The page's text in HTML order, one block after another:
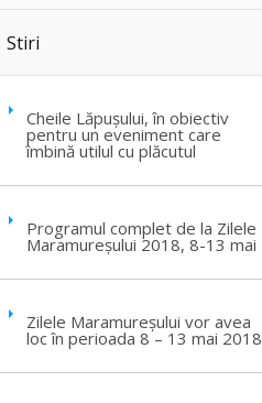
Stiri
Cheile Lăpușului, în obiectiv
pentru un eveniment care
îmbină utilul cu plăcutul
Programul complet de la Zilele
Maramureșului 2018, 8-13 mai
Zilele Maramureșului vor avea
loc în perioada 8 – 13 mai 2018